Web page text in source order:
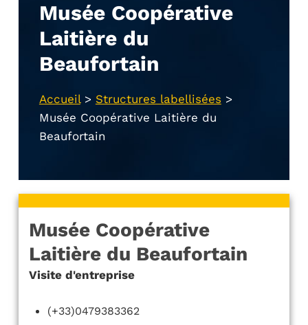
Musée Coopérative
Laitière du
Beaufortain
Accueil> Structures labellisées >
Musée Coopérative Laitière du
Beaufortain
Musée Coopérative
Laitière du Beaufortain
Visite d'entreprise
(+33)0479383362